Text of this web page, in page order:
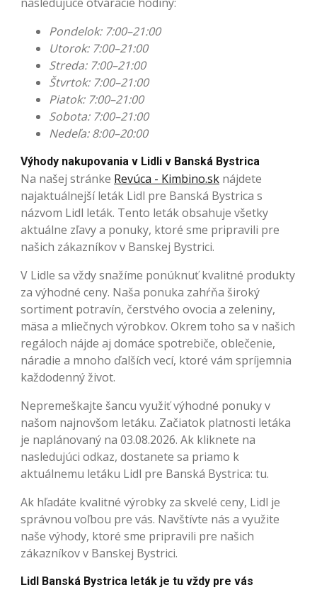
Pondelok: 7:00–21:00
Utorok: 7:00–21:00
Streda: 7:00–21:00
Štvrtok: 7:00–21:00
Piatok: 7:00–21:00
Sobota: 7:00–21:00
Nedeľa: 8:00–20:00
Výhody nakupovania v Lidli v Banská Bystrica
Na našej stránke Revúca - Kimbino.sk nájdete
najaktuálnejší leták Lidl pre Banská Bystrica s
názvom Lidl leták. Tento leták obsahuje všetky
aktuálne zľavy a ponuky, ktoré sme pripravili pre
našich zákazníkov v Banskej Bystrici.
V Lidle sa vždy snažíme ponúknuť kvalitné produkty
za výhodné ceny. Naša ponuka zahŕňa široký
sortiment potravín, čerstvého ovocia a zeleniny,
mäsa a mliečnych výrobkov. Okrem toho sa v našich
regáloch nájde aj domáce spotrebiče, oblečenie,
náradie a mnoho ďalších vecí, ktoré vám spríjemnia
každodenný život.
Nepremeškajte šancu využiť výhodné ponuky v
našom najnovšom letáku. Začiatok platnosti letáka
je naplánovaný na 03.08.2026. Ak kliknete na
nasledujúci odkaz, dostanete sa priamo k
aktuálnemu letáku Lidl pre Banská Bystrica: tu.
Ak hľadáte kvalitné výrobky za skvelé ceny, Lidl je
správnou voľbou pre vás. Navštívte nás a využite
naše výhody, ktoré sme pripravili pre našich
zákazníkov v Banskej Bystrici.
Lidl Banská Bystrica leták je tu vždy pre vás